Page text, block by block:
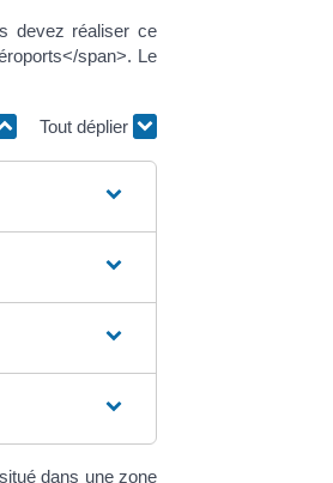
devez réaliser ce
span>. Le
Tout déplier
dans une zone